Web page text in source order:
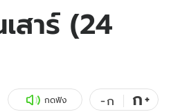
น
ภาพ
ดูทีวี
สาร์ (24
กดฟัง -ก ก+